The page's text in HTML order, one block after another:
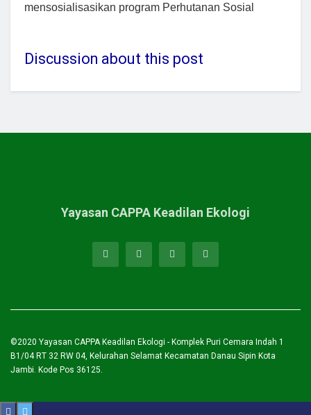
mensosialisasikan program Perhutanan Sosial
Discussion about this post
Yayasan CAPPA Keadilan Ekologi
©2020 Yayasan CAPPA Keadilan Ekologi - Komplek Puri Cemara Indah 1
B1/04 RT 32 RW 04, Kelurahan Selamat Kecamatan Danau Sipin Kota
Jambi. Kode Pos 36125.